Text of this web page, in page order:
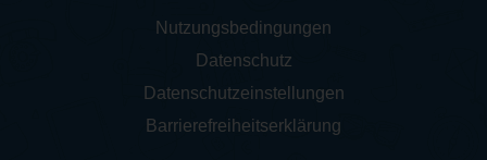
Nutzungsbedingungen
Datenschutz
Datenschutzeinstellungen
Barrierefreiheitserklärung